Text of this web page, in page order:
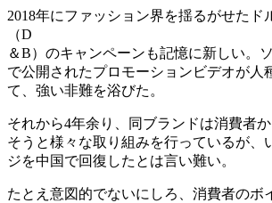
2018年にファッション界を揺るがせたド
（D
＆B）のキャンペーンも記憶に新しい。
で公開されたプロモーションビデオが人
て、強い非難を浴びた。
それから4年余り、同ブランドは消費者
そうと様々な取り組みを行っているが、
ジを中国で回復したとは言い難い。
たとえ意図的でないにしろ、消費者のボ